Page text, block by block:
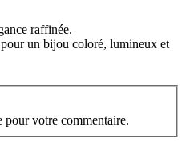
raffinée.
un bijou coloré, lumineux et
votre commentaire.